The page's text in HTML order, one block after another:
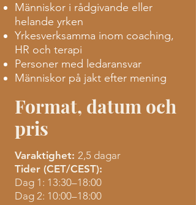
Människor i rådgivande eller
helande yrken
Yrkesverksamma inom coaching,
HR och terapi
Personer med ledaransvar
Människor på jakt efter mening
Format, datum och
pris
Varaktighet: 2,5 dagar
Tider (CET/CEST):
Dag 1: 13:30–18:00
Dag 2: 10:00–18:00